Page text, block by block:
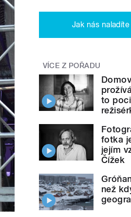
Jak nás
VÍCE Z POŘADU
to
fotka
jejím
Čížek
než